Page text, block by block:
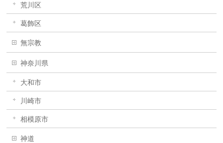
荒川区
葛飾区
無宗教
神奈川県
大和市
川崎市
相模原市
神道